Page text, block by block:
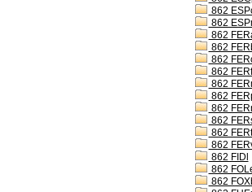
862
862
862
862
862
862 FERf
862
862
862
862
862 FERt
862
862 FIDl
862
862